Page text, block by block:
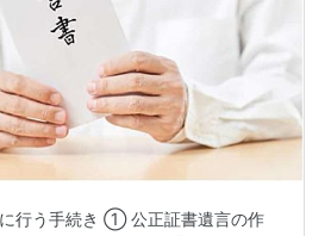
に行う手続き ① 公正証書遺言の作